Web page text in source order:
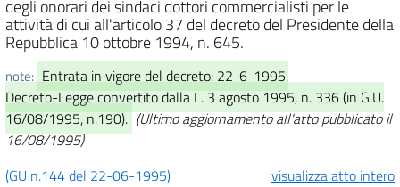
degli onorari dei sindaci dottori commercialisti per le
attività di cui all'articolo 37 del decreto del Presidente della
Repubblica 10 ottobre 1994, n. 645.
note: Entrata in vigore del decreto: 22-6-1995.
Decreto-Legge convertito dalla L. 3 agosto 1995, n. 336 (in G.U.
16/08/1995, n.190). (Ultimo aggiornamento all'atto pubblicato il
16/08/1995)
(GU n.144 del 22-06-1995)
visualizza atto intero